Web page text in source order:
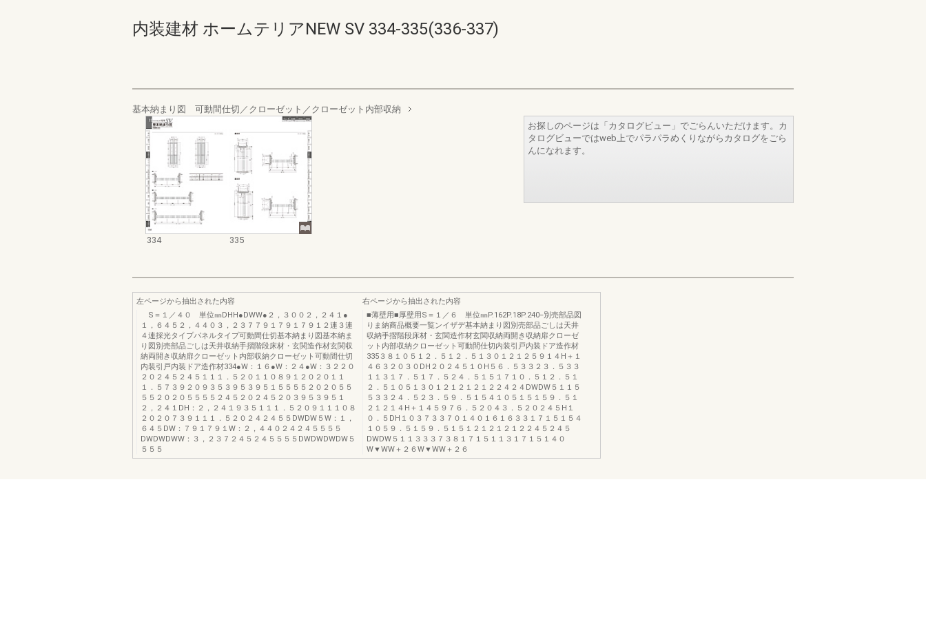
内装建材 ホームテリアNEW SV 334-335(336-337)
基本納まり図 可動間仕切／クローゼット／クローゼット内部収納
334 335
お探しのページは「カタログビュー」でごらんいただけます。カ
タログビューではweb上でパラパラめくりながらカタログをごら
んになれます。
左ページから抽出された内容
S＝１／４０ 単位㎜DHH●DWW●２，３００２，２４１●
１，６４５２，４４０３，２３７７９１７９１７９１２連３連
４連採光タイプパネルタイプ可動間仕切基本納まり図基本納ま
り図別売部品ごしは天井収納手摺階段床材・玄関造作材玄関収
納両開き収納扉クローゼット内部収納クローゼット可動間仕切
内装引戸内装ドア造作材334●W：１６●W：２４●W：３２２０
２０２４５２４５１１１．５２０１１０８９１２０２０１１
１．５７３９２０９３５３９５３９５１５５５５２０２０５５
５５２０２０５５５５２４５２０２４５２０３９５３９５１
２，２４１DH：２，２４１９３５１１１．５２０９１１１０８
２０２０７３９１１１．５２０２４２４５５DWDW５W：１，
６４５DW：７９１７９１W：２，４４０２４２４５５５５
DWDWDWW：３，２３７２４５２４５５５５DWDWDWDW５
５５５
右ページから抽出された内容
■薄壁用■厚壁用S＝１／６ 単位㎜P.162P.18P.240−別売部品図
りま納商品概要一覧ンイザデ基本納まり図別売部品ごしは天井
収納手摺階段床材・玄関造作材玄関収納両開き収納扉クローゼ
ット内部収納クローゼット可動間仕切内装引戸内装ドア造作材
335３８１０５１２．５１２．５１３０１２１２５９１４H＋１
４６３２０３０DH２０２４５１０H５６．５３３２３．５３３
１１３１７．５１７．５２４．５１５１７１０．５１２．５１
２．５１０５１３０１２１２１２１２２４２４DWDW５１１５
５３３２４．５２３．５９．５１５４１０５１５１５９．５１
２１２１４H＋１４５９７６．５２０４３．５２０２４５H１
０．５DH１０３７３３７０１４０１６１６３３１７１５１５４
１０５９．５１５９．５１５１２１２１２１２２４５２４５
DWDW５１１３３３７３８１７１５１１３１７１５１４０
W▼WW＋２６W▼WW＋２６